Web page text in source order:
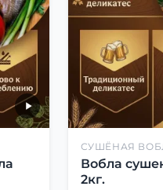
СУШЁНАЯ
Вобла
2кг.